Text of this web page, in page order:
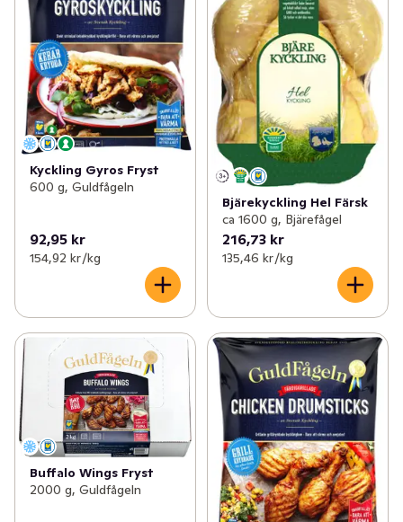
Kyckling Gyros Fryst
600 g, Guldfågeln
92,95 kr
154,92 kr /kg
Bjärekyckling Hel Färsk
ca 1600 g, Bjärefågel
216,73 kr
135,46 kr /kg
Buffalo Wings Fryst
2000 g, Guldfågeln